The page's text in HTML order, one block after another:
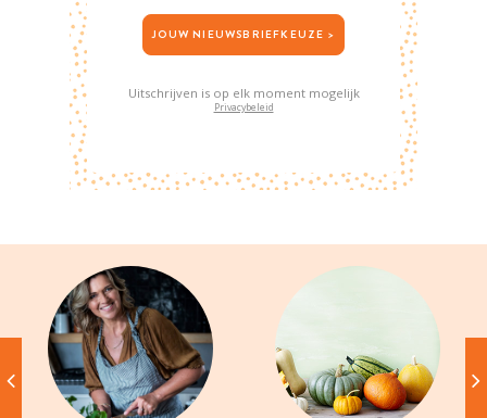
JOUW NIEUWSBRIEFKEUZE >
Uitschrijven is op elk moment mogelijk
Privacybeleid